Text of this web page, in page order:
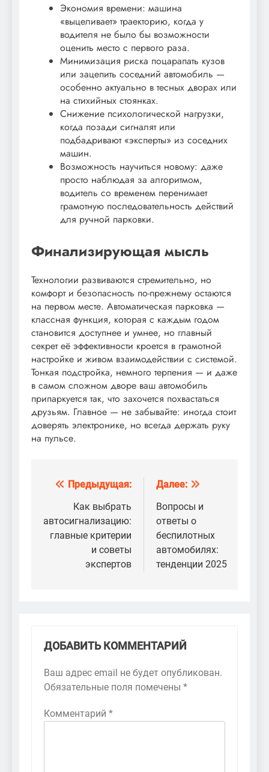
Экономия времени: машина
«выцеливает» траекторию, когда у
водителя не было бы возможности
оценить место с первого раза.
Минимизация риска поцарапать кузов
или зацепить соседний автомобиль —
особенно актуально в тесных дворах или
на стихийных стоянках.
Снижение психологической нагрузки,
когда позади сигналят или
подбадривают «эксперты» из соседних
машин.
Возможность научиться новому: даже
просто наблюдая за алгоритмом,
водитель со временем перенимает
грамотную последовательность действий
для ручной парковки.
Финализирующая мысль
Технологии развиваются стремительно, но
комфорт и безопасность по-прежнему остаются
на первом месте. Автоматическая парковка —
классная функция, которая с каждым годом
становится доступнее и умнее, но главный
секрет её эффективности кроется в грамотной
настройке и живом взаимодействии с системой.
Тонкая подстройка, немного терпения — и даже
в самом сложном дворе ваш автомобиль
припаркуется так, что захочется похвастаться
друзьям. Главное — не забывайте: иногда стоит
доверять электронике, но всегда держать руку
на пульсе.
Навигация
записям
Предыдущая:
Как выбрать
автосигнализацию:
главные критерии
и советы
экспертов
Далее:
Вопросы и
ответы о
беспилотных
автомобилях:
тенденции 2025
ДОБАВИТЬ КОММЕНТАРИЙ
Ваш адрес email не будет опубликован.
Обязательные поля помечены *
Комментарий *